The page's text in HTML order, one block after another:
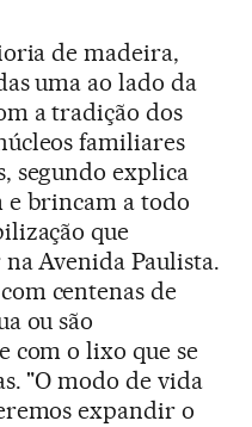
de madeira,
uma ao lado da
a tradição dos
familiares
segundo explica
e brincam a todo
que
Avenida Paulista.
centenas de
ou são
com o lixo que se
"O modo de vida
expandir o